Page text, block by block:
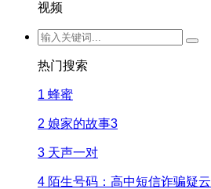
视频
热门搜索
1 蜂蜜
2 娘家的故事3
3 天声一对
4 陌生号码：高中短信诈骗疑云